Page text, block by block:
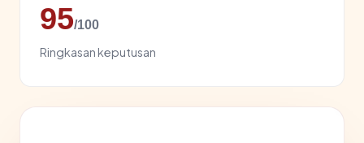
95/100
Ringkasan keputusan